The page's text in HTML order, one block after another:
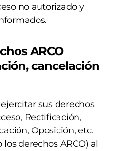
no autorizado y
ARCO
cancelación
ejercitar sus derechos
Rectificación,
Oposición, etc.
derechos ARCO) al